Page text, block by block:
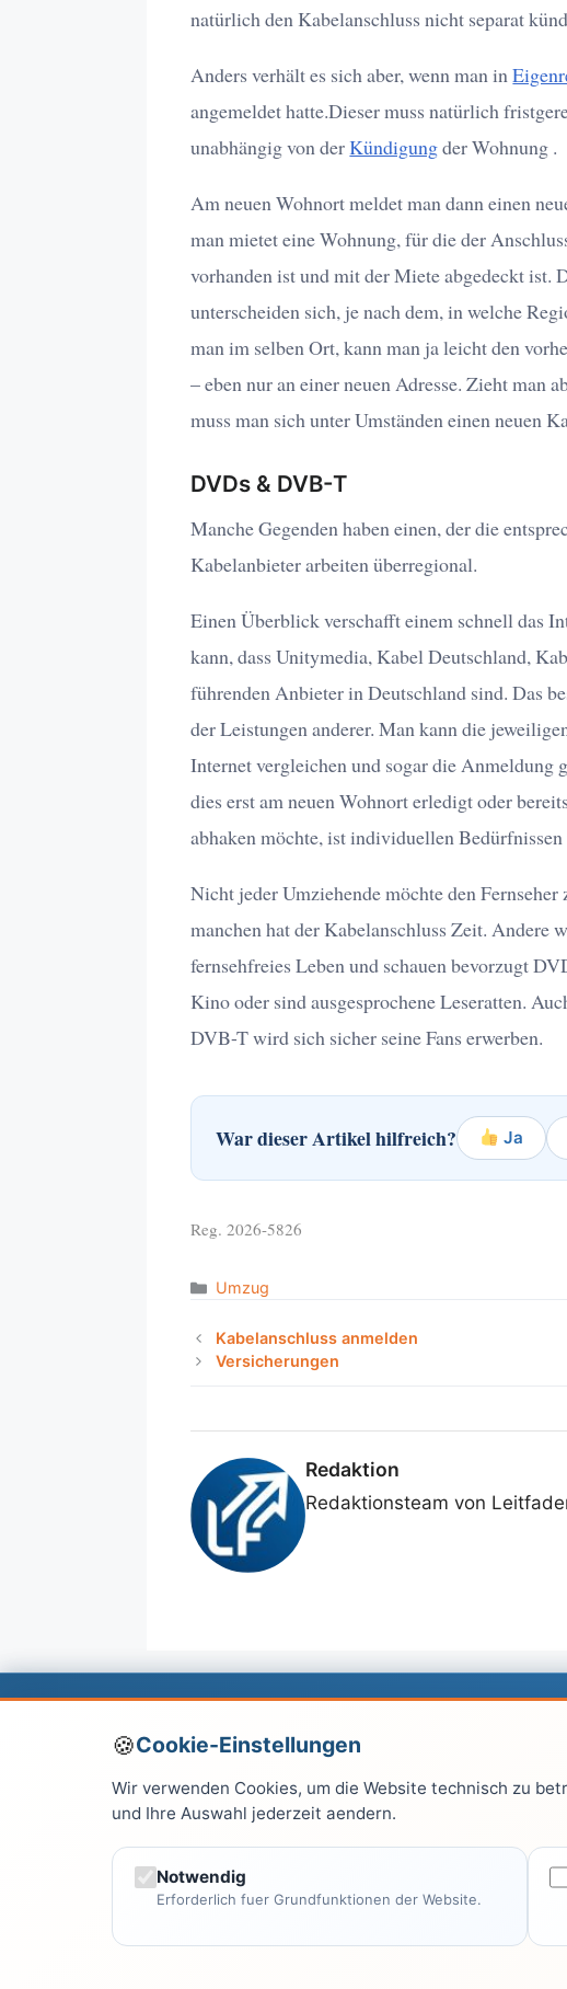
natürlich den Kabelanschluss nicht separat
Anders verhält es sich aber, wenn man in
angemeldet hatte.Dieser muss natürlich
unabhängig von derKündigungder Wohnung .
Am neuen Wohnort meldet man dann einen
man mietet eine Wohnung, für die der
vorhanden ist und mit der Miete abgedeckt ist.
unterscheiden sich, je nach dem, in welche
man im selben Ort, kann man ja leicht den
– eben nur an einer neuen Adresse. Zieht man
muss man sich unter Umständen einen neuen
DVDs & DVB-T
Manche Gegenden haben einen, der die
Kabelanbieter arbeiten überregional.
Einen Überblick verschafft einem schnell das
kann, dass Unitymedia, Kabel Deutschland,
führenden Anbieter in Deutschland sind. Das
der Leistungen anderer. Man kann die
Internet vergleichen und sogar die Anmeldung
dies erst am neuen Wohnort erledigt oder
abhaken möchte, ist individuellen Bedürfnissen
Nicht jeder Umziehende möchte den
manchen hat der Kabelanschluss Zeit. Andere
fernsehfreies Leben und schauen bevorzugt
Kino oder sind ausgesprochene Leseratten.
DVB-T wird sich sicher seine Fans erwerben.
War dieser Artikel hilfreich? Ja
Reg. 2026-5826
Categories
Umzug
Kabelanschluss anmelden
Versicherungen
Redaktion
Redaktionsteam von
ÜberLeitfaden.net
Leitfaden.net ist Ihre zentrale Anlaufstelle für
verständliche und praxisnahe Informationen aus
Leser auf unsere fundierten Artikel.
Cookie-Einstellungen
Wir verwenden Cookies, um die Website technisch zu
und Ihre Auswahl jederzeit aendern.
Notwendig
Erforderlich fuer Grundfunktionen der Website.